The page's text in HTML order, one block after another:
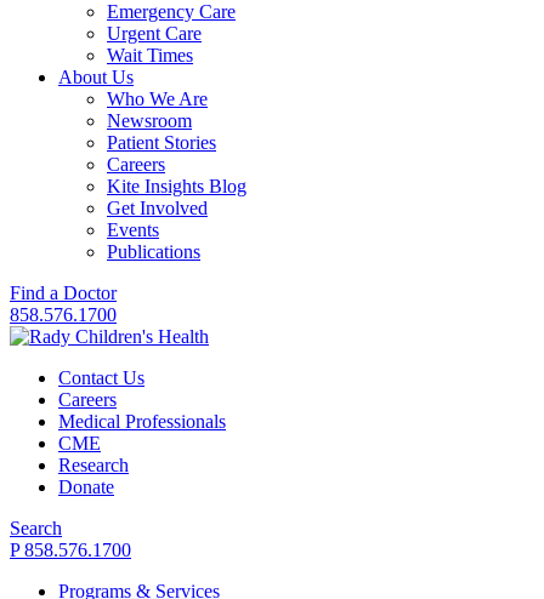
Emergency Care
Urgent Care
Wait Times
About Us
Who We Are
Newsroom
Patient Stories
Careers
Kite Insights Blog
Get Involved
Events
Publications
Find a Doctor
858.576.1700
Contact Us
Careers
Medical Professionals
CME
Research
Donate
Search
P 858.576.1700
Programs & Services